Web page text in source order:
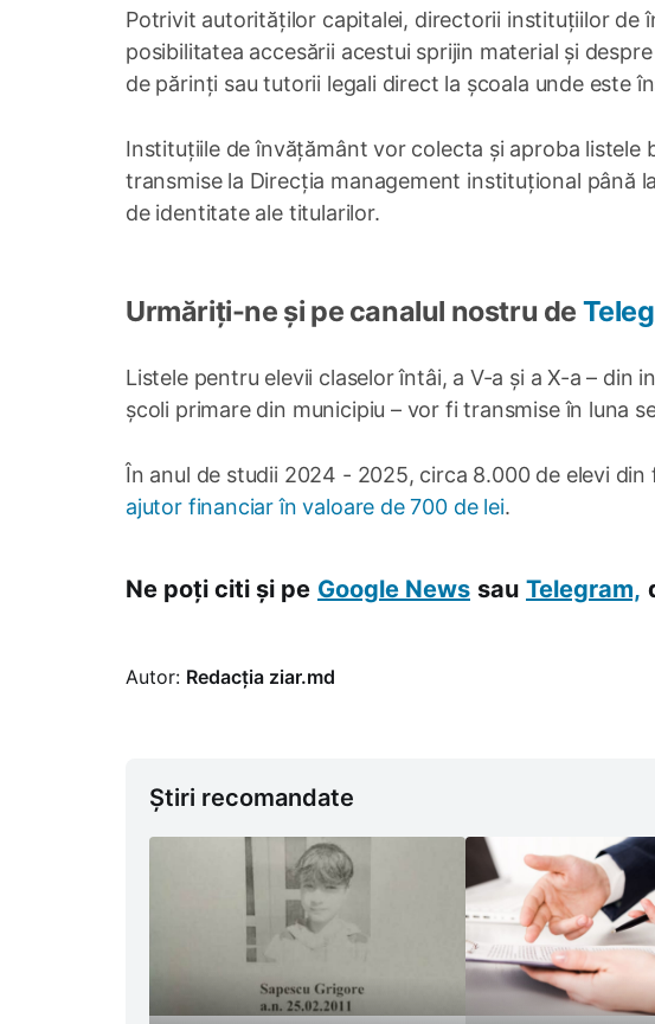
Potrivit autorităților capitalei, directorii instituțiilor de
posibilitatea accesării acestui sprijin material și
de părinți sau tutorii legali direct la școala unde este
Instituțiile de învățământ vor colecta și aproba listele
transmise la Direcția management instituțional până
de identitate ale titularilor.
Urmăriți-ne și pe canalul nostru de
Listele pentru elevii claselor întâi, a V-a și a X-a –
școli primare din municipiu – vor fi transmise în luna
În anul de studii 2024 - 2025, circa 8.000 de elevi
ajutor financiar în valoare de 700 de lei.
Ne poți citi și pe Google News sau Telegram,
Autor: Redacția ziar.md
Știri recomandate